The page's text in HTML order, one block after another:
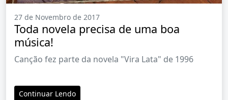
27 de Novembro de 2017
Toda novela precisa de uma boa
música!
Canção fez parte da novela "Vira Lata" de 1996
Continuar Lendo